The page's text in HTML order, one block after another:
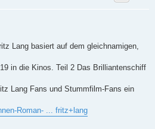
Lang basiert auf dem gleichnamigen,
in die Kinos. Teil 2 Das Brilliantenschiff
Lang Fans und Stummfilm-Fans ein
Roman- ... fritz+lang